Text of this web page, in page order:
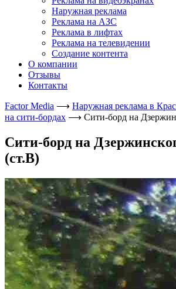
Наружная реклама
Реклама на АЗС
Реклама в лифтах
Реклама на телевидении
Создание контента
О компании
Отзывы
Контакты
Factor Media ⟶ Наружная реклама в
на сити-бордах ⟶ Сити-борд на
Сити-борд на
(ст.В)